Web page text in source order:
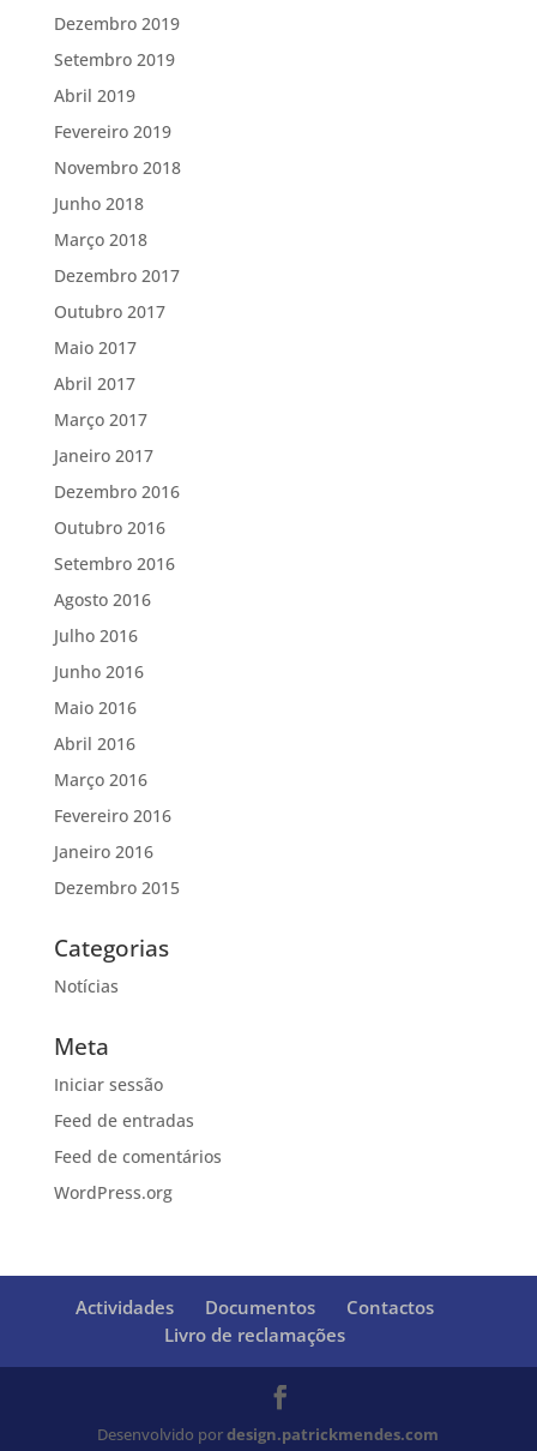
Dezembro 2019
Setembro 2019
Abril 2019
Fevereiro 2019
Novembro 2018
Junho 2018
Março 2018
Dezembro 2017
Outubro 2017
Maio 2017
Abril 2017
Março 2017
Janeiro 2017
Dezembro 2016
Outubro 2016
Setembro 2016
Agosto 2016
Julho 2016
Junho 2016
Maio 2016
Abril 2016
Março 2016
Fevereiro 2016
Janeiro 2016
Dezembro 2015
Categorias
Notícias
Meta
Iniciar sessão
Feed de entradas
Feed de comentários
WordPress.org
Actividades Documentos
Contactos
Livro de reclamações
Desenvolvido pordesign.patrickmendes.com